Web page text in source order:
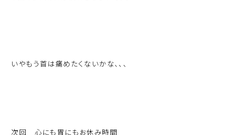
いやもう首は痛めたくないかな、、、
次回 心にも胃にもお休み時間